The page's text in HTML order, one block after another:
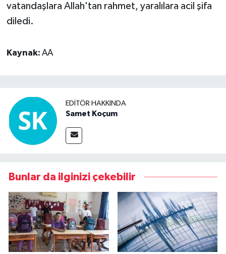
vatandaşlara Allah'tan rahmet, yaralılara acil şifa
diledi.
Kaynak: AA
EDITÖR HAKKINDA
Samet Koçum
Bunlar da ilginizi çekebilir